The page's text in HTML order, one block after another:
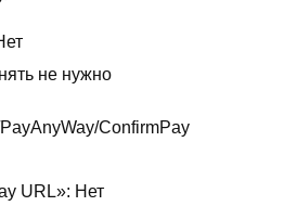
не нужно
ConfirmPay
URL»: Нет